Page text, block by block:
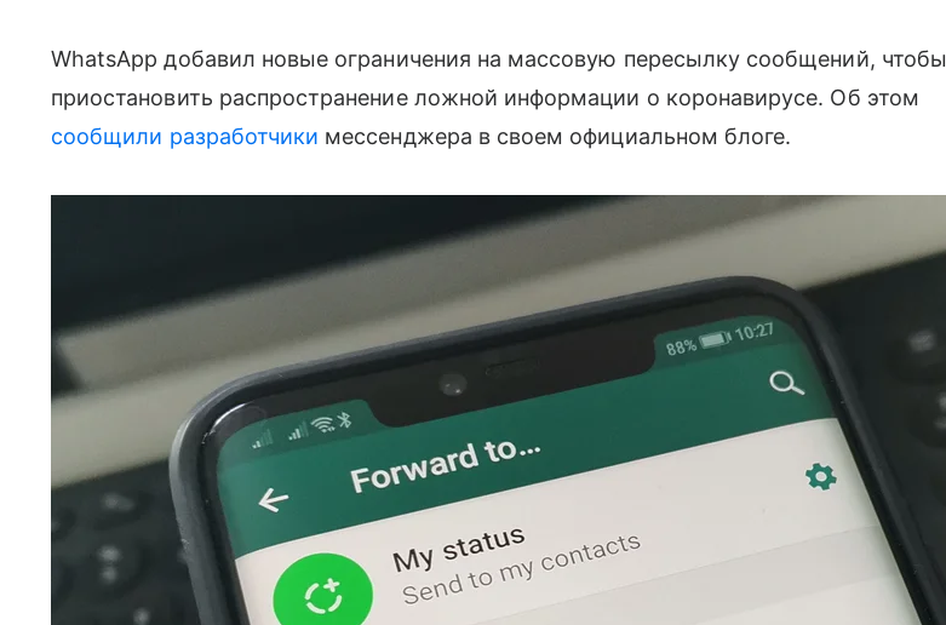
WhatsApp добавил новые ограничения на массовую пересылку сообщений, чтобы
приостановить распространение ложной информации о коронавирусе. Об этом
сообщили разработчики мессенджера в своем официальном блоге.